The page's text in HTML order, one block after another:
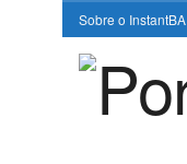
Sobre o InstantBA